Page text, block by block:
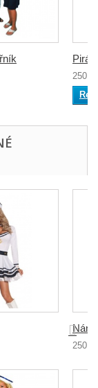
Pirát
250
250